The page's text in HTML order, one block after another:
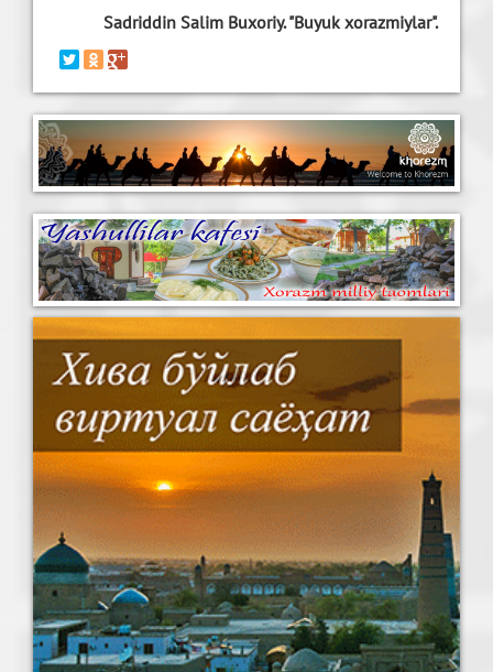
Sadriddin Salim Buxoriy. "Buyuk xorazmiylar".